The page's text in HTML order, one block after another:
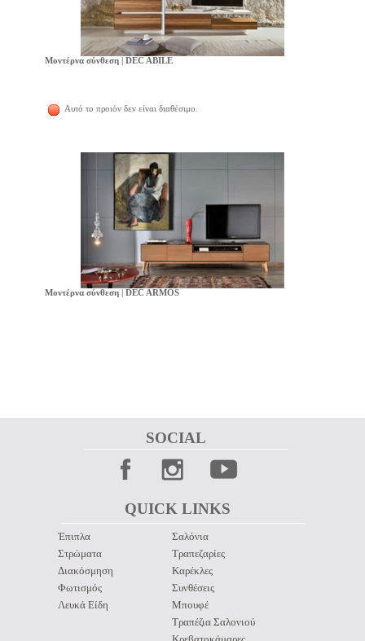
Μοντέρνα σύνθεση | DEC ABILE
Αυτό το προιόν δεν είναι διαθέσιμο.
Μοντέρνα σύνθεση | DEC ARMOS
QUICK LINKS
SOCIAL
Έπιπλα
Στρώματα
Διακόσμηση
Φωτισμός
Λευκά Είδη
Σαλόνια
Τραπεζαρίες
Καρέκλες
Συνθέσεις
Μπουφέ
Τραπέζια Σαλονιού